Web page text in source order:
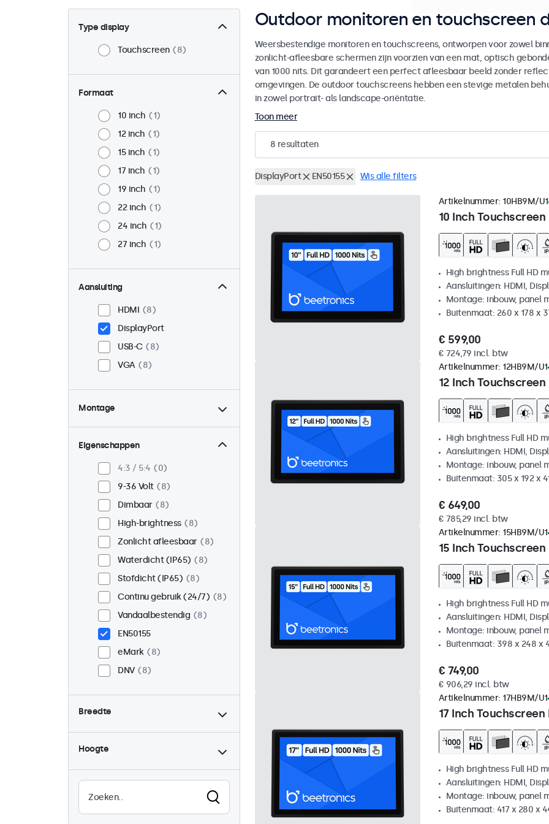
Type display
Touchscreen 8
Formaat
10 inch
1
12 inch
1
15 inch
1
17 inch
1
19 inch
1
22 inch
1
24 inch
1
27 inch
1
Aansluiting
HDMI
8
DisplayPort
USB-C
8
VGA
8
Montage
Panel mount
8
Inbouw
VESA 75 x 75
VESA 100 x 100
Eigenschappen
4:3 / 5:4
0
9-36 Volt
8
Dimbaar
8
High-brightness
8
Zonlicht afleesbaar
8
Waterdicht (IP65)
8
Stofdicht (IP65)
8
Continu gebruik (24/7)
8
Vandaalbestendig
8
EN50155
eMark
8
DNV
8
Breedte
Hoogte
Outdoor monitoren en touchscreen
Weersbestendige monitoren en touchscreens, ontworpen voor zowel
zonlicht-afleesbare schermen zijn voorzien van een mat, optisch
van 1000 nits. Dit garandeert een perfect afleesbaar beeld zonder
omgevingen. De outdoor touchscreens hebben een stevige metalen
in zowel portrait- als landscape-oriëntatie.
Toon meer
8 resultaten
DisplayPort EN50155 Wis alle filters
10 Inch
Artikelnummer: 10HB9M/U1
High brightness Full HD
Aansluitingen: HDMI,
Montage: inbouw, panel
Buitenmaat: 260 x 178 x
€ 599,00
€ 724,79 incl. btw
12 Inch
Artikelnummer: 12HB9M/U1
High brightness Full HD
Aansluitingen: HDMI,
Montage: inbouw, panel
Buitenmaat: 305 x 192 x
€ 649,00
€ 785,29 incl. btw
15 Inch
Artikelnummer: 15HB9M/U1
High brightness Full HD
Aansluitingen: HDMI,
Montage: inbouw, panel
Buitenmaat: 398 x 248 x
€ 749,00
€ 906,29 incl. btw
17 Inch
Artikelnummer: 17HB9M/U1
High brightness Full HD
Aansluitingen: HDMI,
Montage: inbouw, panel
Buitenmaat: 417 x 280 x